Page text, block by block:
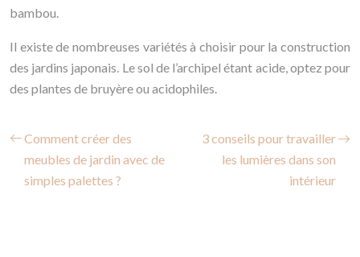
bambou.
Il existe de nombreuses variétés à choisir pour la construction
des jardins japonais. Le sol de l’archipel étant acide, optez pour
des plantes de bruyère ou acidophiles.
Comment créer des
meubles de jardin avec de
simples palettes ?
3 conseils pour travailler
les lumières dans son
intérieur